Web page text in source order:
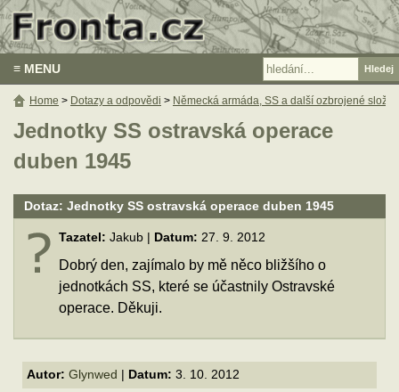
≡ MENU
Jednotky SS ostravská operace
duben 1945
Dotaz: Jednotky SS ostravská operace duben 1945
Tazatel: Jakub | Datum: 27. 9. 2012
Dobrý den, zajímalo by mě něco bližšího o
jednotkách SS, které se účastnily Ostravské
operace. Děkuji.
Autor: Glynwed Datum: 3. 10. 2012
Home > Dotazy a odpovědi > Německá armáda, SS a další ozbrojené složky